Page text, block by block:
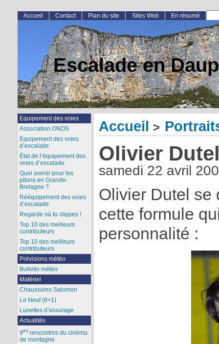
Escalade en
Accueil >
Olivier
samedi 22 avril
Olivier Dutel se
cette formule
personnalité :
Accueil Contact Plan du site Sites Web En résumé
Equipement des voies
Association ONOS
Equipement des voies
d’escalade
État de l’équipement des
voies d’escalade
Quel avenir pour les
pitons en Grande-
Bretagne ?
Rééquipement des voies
d’escalade
Regarde où tu clippes !
Top 10 des meilleurs
contributeurs
Top 10 des meilleurs
contributeurs
Prévisions météo
Bulletin météo
Matériel
Chaussures Salomon
Le Neuf (8+1)
Lunettes d’assurage
Actualités
9esrencontres du cinéma
de montagne